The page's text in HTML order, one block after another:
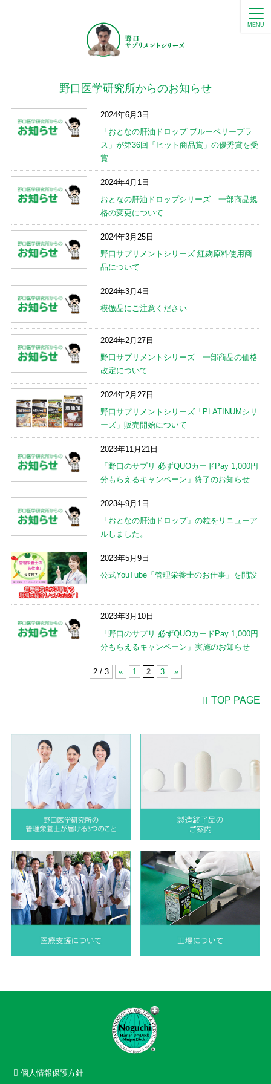
MENU
野口医学研究所からのお知らせ
2024年6月3日
「おとなの肝油ドロップ ブルーベリープラ
ス」が第36回「ヒット商品賞」の優秀賞を受
賞
2024年4月1日
おとなの肝油ドロップシリーズ 一部商品規
格の変更について
2024年3月25日
野口サプリメントシリーズ 紅麹原料使用商
品について
2024年3月4日
模倣品にご注意ください
2024年2月27日
野口サプリメントシリーズ 一部商品の価格
改定について
2024年2月27日
野口サプリメントシリーズ「PLATINUMシリ
ーズ」販売開始について
2023年11月21日
「野口のサプリ 必ずQUOカードPay 1,000円
分もらえるキャンペーン」終了のお知らせ
2023年9月1日
「おとなの肝油ドロップ」の粒をリニューア
ルしました。
2023年5月9日
公式YouTube「管理栄養士のお仕事」を開設
2023年3月10日
「野口のサプリ 必ずQUOカードPay 1,000円
分もらえるキャンペーン」実施のお知らせ
2 / 3 « 1 2 3 »
TOP PAGE
個人情報保護方針